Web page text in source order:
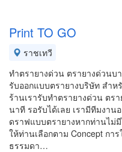
Print TO GO
ราชเทวี
ทำตรายางด่วน ตรายางด่วนบ
รับออกแบบตรายางบริษัท สำห
ร้านเรารับทำตรายางด่วน ตร
นาที รอรับได้เลย เรามีทีมงา
ดราฟแบบตรายางหากท่านไม่
ให้ท่านเลือกตาม Concept กา
ธรรมดา…